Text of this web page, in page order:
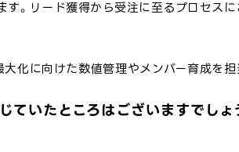
。リード獲得から受注に至るプロセスに
化に向けた数値管理やメンバー育成を担
ていたところはございますでしょ